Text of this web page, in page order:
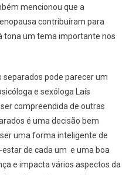
mencionou que a
contribuíram para
tona um tema importante nos
pode parecer um
e sexóloga Laís
compreendida de outras
é uma decisão bem
uma forma inteligente de
de cada um e uma boa
e impacta vários aspectos da